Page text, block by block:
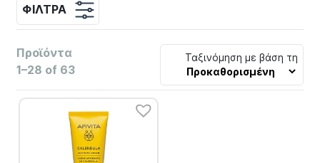
ΦΊΛΤΡΑ
Προϊόντα
1–28 of 63
Ταξινόμηση με βάση τη